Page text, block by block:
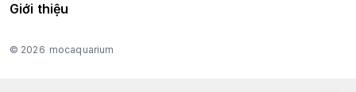
Giới thiệu
© 2026 mocaquarium